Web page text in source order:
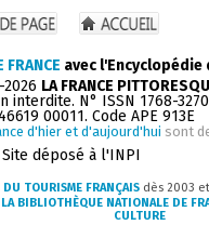
FRANCE avec
LA FRANCE
N° ISSN 1768-
00011. Code APE 913E
d'hier et d'aujourd'hui sont
Site déposé à l'INPI
DU TOURISME FRANÇAIS dès 2003
BIBLIOTHÈQUE NATIONALE DE
CULTURE